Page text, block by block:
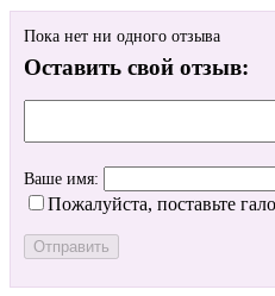
Пока нет ни одного отзыва
Оставить свой отзыв:
Ваше имя:
Пожалуйста, поставьте